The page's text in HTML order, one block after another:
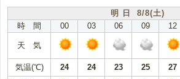
明 日 8/8(土)
時 間
00 03 06 09 12
天 気
気温(℃) 24 24 23 25 27